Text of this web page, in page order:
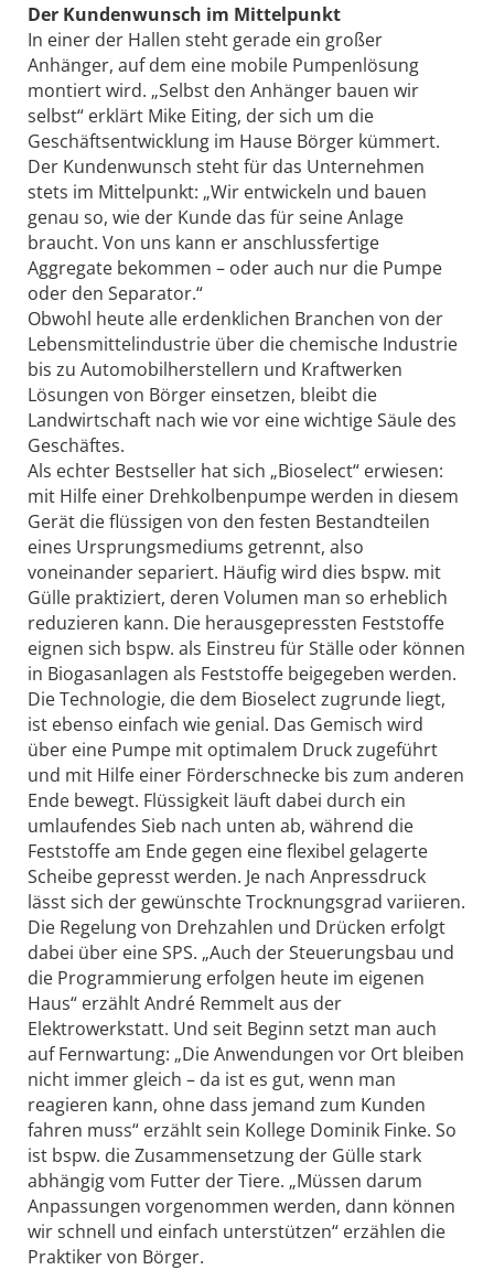
Der Kundenwunsch im Mittelpunkt
In einer der Hallen steht gerade ein großer
Anhänger, auf dem eine mobile Pumpenlösung
montiert wird. „Selbst den Anhänger bauen wir
selbst“ erklärt Mike Eiting, der sich um die
Geschäftsentwicklung im Hause Börger kümmert.
Der Kundenwunsch steht für das Unternehmen
stets im Mittelpunkt: „Wir entwickeln und bauen
genau so, wie der Kunde das für seine Anlage
braucht. Von uns kann er anschlussfertige
Aggregate bekommen – oder auch nur die Pumpe
oder den Separator.“
Obwohl heute alle erdenklichen Branchen von der
Lebensmittelindustrie über die chemische Industrie
bis zu Automobilherstellern und Kraftwerken
Lösungen von Börger einsetzen, bleibt die
Landwirtschaft nach wie vor eine wichtige Säule des
Geschäftes.
Als echter Bestseller hat sich „Bioselect“ erwiesen:
mit Hilfe einer Drehkolbenpumpe werden in diesem
Gerät die flüssigen von den festen Bestandteilen
eines Ursprungsmediums getrennt, also
voneinander separiert. Häufig wird dies bspw. mit
Gülle praktiziert, deren Volumen man so erheblich
reduzieren kann. Die herausgepressten Feststoffe
eignen sich bspw. als Einstreu für Ställe oder können
in Biogasanlagen als Feststoffe beigegeben werden.
Die Technologie, die dem Bioselect zugrunde liegt,
ist ebenso einfach wie genial. Das Gemisch wird
über eine Pumpe mit optimalem Druck zugeführt
und mit Hilfe einer Förderschnecke bis zum anderen
Ende bewegt. Flüssigkeit läuft dabei durch ein
umlaufendes Sieb nach unten ab, während die
Feststoffe am Ende gegen eine flexibel gelagerte
Scheibe gepresst werden. Je nach Anpressdruck
lässt sich der gewünschte Trocknungsgrad variieren.
Die Regelung von Drehzahlen und Drücken erfolgt
dabei über eine SPS. „Auch der Steuerungsbau und
die Programmierung erfolgen heute im eigenen
Haus“ erzählt André Remmelt aus der
Elektrowerkstatt. Und seit Beginn setzt man auch
auf Fernwartung: „Die Anwendungen vor Ort bleiben
nicht immer gleich – da ist es gut, wenn man
reagieren kann, ohne dass jemand zum Kunden
fahren muss“ erzählt sein Kollege Dominik Finke. So
ist bspw. die Zusammensetzung der Gülle stark
abhängig vom Futter der Tiere. „Müssen darum
Anpassungen vorgenommen werden, dann können
wir schnell und einfach unterstützen“ erzählen die
Praktiker von Börger.